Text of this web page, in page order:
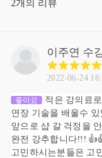
2개의 리뷰
이주연 수
2022-06-24
좋아요
적은 강의료
연장 기술을 배울수
앞으로 샵 갈 걱정을
완전 강추합니다!!!
고민하시는분들은 고